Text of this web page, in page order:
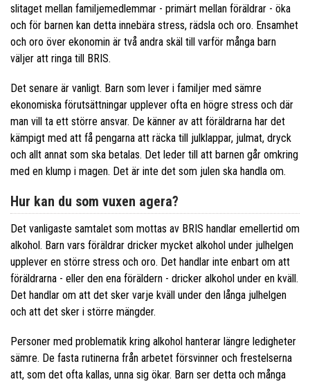
slitaget mellan familjemedlemmar - primärt mellan föräldrar - öka
och för barnen kan detta innebära stress, rädsla och oro. Ensamhet
och oro över ekonomin är två andra skäl till varför många barn
väljer att ringa till BRIS.
Det senare är vanligt. Barn som lever i familjer med sämre
ekonomiska förutsättningar upplever ofta en högre stress och där
man vill ta ett större ansvar. De känner av att föräldrarna har det
kämpigt med att få pengarna att räcka till julklappar, julmat, dryck
och allt annat som ska betalas. Det leder till att barnen går omkring
med en klump i magen. Det är inte det som julen ska handla om.
Hur kan du som vuxen agera?
Det vanligaste samtalet som mottas av BRIS handlar emellertid om
alkohol. Barn vars föräldrar dricker mycket alkohol under julhelgen
upplever en större stress och oro. Det handlar inte enbart om att
föräldrarna - eller den ena föräldern - dricker alkohol under en kväll.
Det handlar om att det sker varje kväll under den långa julhelgen
och att det sker i större mängder.
Personer med problematik kring alkohol hanterar längre ledigheter
sämre. De fasta rutinerna från arbetet försvinner och frestelserna
att, som det ofta kallas, unna sig ökar. Barn ser detta och många